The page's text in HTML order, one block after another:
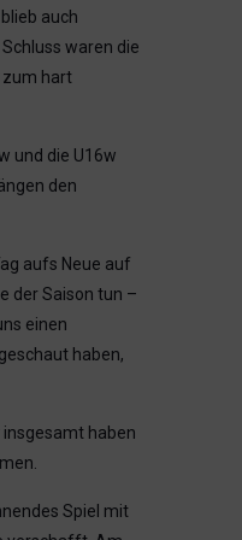
auch
waren die
zum hart
und die U16w
den
aufs Neue auf
der Saison tun –
einen
haben,
haben
Spiel mit